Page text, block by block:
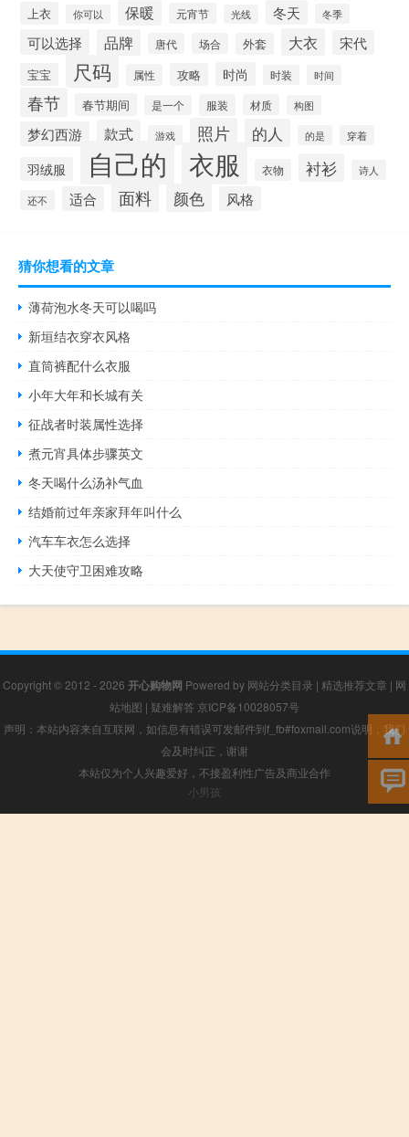
上衣 你可以 保暖 元宵节 光线 冬天 冬季
可以选择 品牌 唐代 场合 外套 大衣 宋代
宝宝 尺码 属性 攻略 时尚 时装 时间
春节 春节期间 是一个 服装 材质 构图
梦幻西游 款式 游戏 照片 的人 的是 穿着
羽绒服 自己的 衣服 衣物 衬衫 诗人
还不 适合 面料 颜色 风格
猜你想看的文章
薄荷泡水冬天可以喝吗
新垣结衣穿衣风格
直筒裤配什么衣服
小年大年和长城有关
征战者时装属性选择
煮元宵具体步骤英文
冬天喝什么汤补气血
结婚前过年亲家拜年叫什么
汽车车衣怎么选择
大天使守卫困难攻略
Copyright © 2012 - 2026 开心购物网 Powered by 网站分类目录 | 精选推荐文章 | 网
站地图 | 疑难解答 京ICP备10028057号
声明：本站内容来自互联网，如信息有错误可发邮件到f_fb#foxmail.com说明，我们
会及时纠正，谢谢
本站仅为个人兴趣爱好，不接盈利性广告及商业合作
小男孩